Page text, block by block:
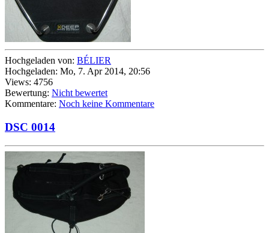
Hochgeladen von: BÉLIER
Hochgeladen: Mo, 7. Apr 2014, 20:56
Views: 4756
Bewertung: Nicht bewertet
Kommentare: Noch keine Kommentare
DSC 0014